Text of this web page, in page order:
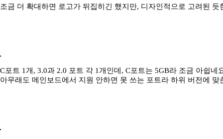
조금 더 확대하면 로고가 뒤집히긴 했지만, 디자인적으로 고려된
C포트 1개, 3.0과 2.0 포트 각 1개인데, C포트는 5GB라 조금 아쉽네
아무래도 메인보드에서 지원 안하면 못 쓰는 포트라 하위 버전에